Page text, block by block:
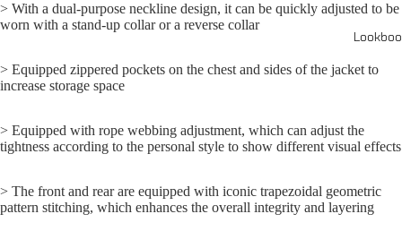
> With a dual-purpose neckline design, it can be quickly adjusted to be
worn with a stand-up collar or a reverse collar
> Equipped zippered pockets on the chest and sides of the jacket to
increase storage space
> Equipped with rope webbing adjustment, which can adjust the
tightness according to the personal style to show different visual effects
> The front and rear are equipped with iconic trapezoidal geometric
pattern stitching, which enhances the overall integrity and layering